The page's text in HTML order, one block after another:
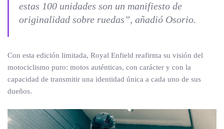
estas 100 unidades son un manifiesto de
originalidad sobre ruedas”, añadió Osorio.
Con esta edición limitada, Royal Enfield reafirma su visión del
motociclismo puro: motos auténticas, con carácter y con la
capacidad de transmitir una identidad única a cada uno de sus
dueños.